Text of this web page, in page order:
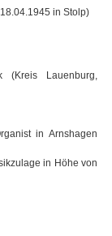
in Stolp)
(Kreis Lauenburg,
in Arnshagen
in Höhe von